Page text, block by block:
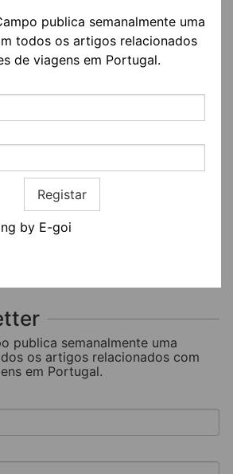
publica semanalmente uma
todos os artigos relacionados
de viagens em Portugal.
Registar
by E-goi
& GLAMPING
publica semanalmente uma
os artigos relacionados com
em Portugal.